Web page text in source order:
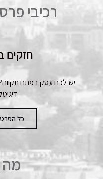
רכיבי
חזקים
יש לכם עסק בפתח
כל
מה